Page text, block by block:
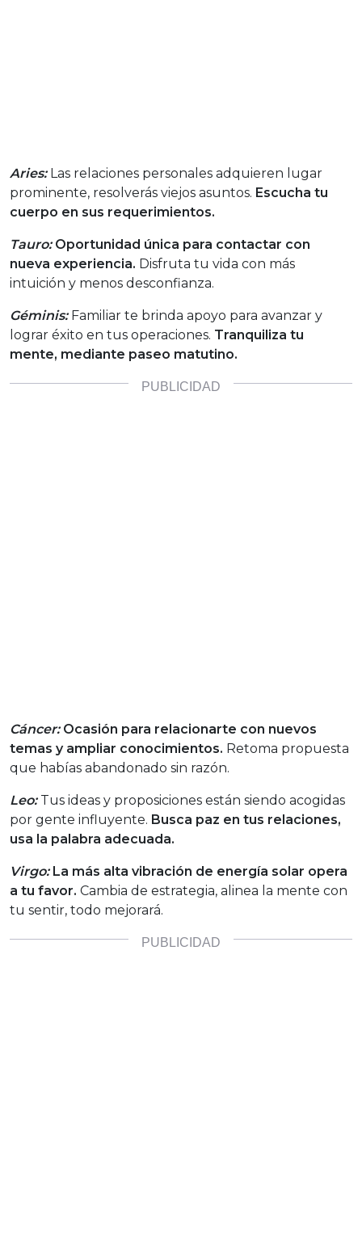
Aries: Las relaciones personales adquieren lugar
prominente, resolverás viejos asuntos. Escucha tu
cuerpo en sus requerimientos.
Tauro: Oportunidad única para contactar con
nueva experiencia. Disfruta tu vida con más
intuición y menos desconfianza.
Géminis: Familiar te brinda apoyo para avanzar y
lograr éxito en tus operaciones. Tranquiliza tu
mente, mediante paseo matutino.
Cáncer: Ocasión para relacionarte con nuevos
temas y ampliar conocimientos. Retoma propuesta
que habías abandonado sin razón.
Leo:Tus ideas y proposiciones están siendo acogidas
por gente influyente. Busca paz en tus relaciones,
usa la palabra adecuada.
Virgo: La más alta vibración de energía solar opera
a tu favor. Cambia de estrategia, alinea la mente con
tu sentir, todo mejorará.